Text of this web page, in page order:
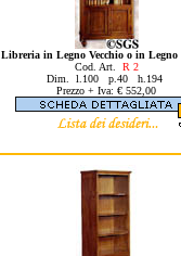
Libreria in Legno Vecchio o in Legno
Cod. Art.
R 2
Dim. l.100 p.40 h.194
Prezzo + Iva: € 552,00